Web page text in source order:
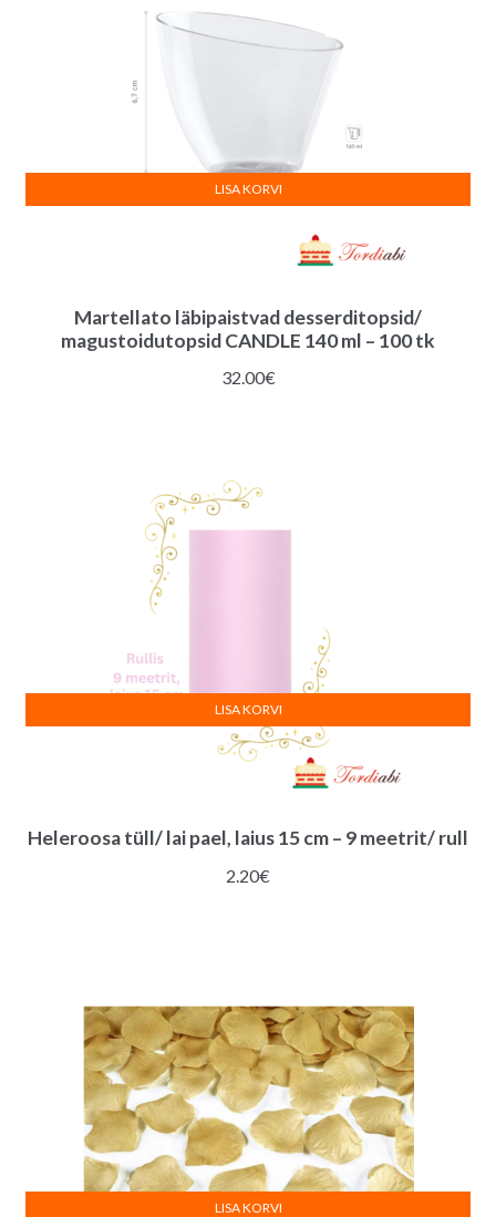
Martellato läbipaistvad desserditopsid/
magustoidutopsid CANDLE 140 ml – 100 tk
32.00€
LISA KORVI
Heleroosa tüll/ lai pael, laius 15 cm – 9 meetrit/ rull
2.20€
LISA KORVI
LISA KORVI